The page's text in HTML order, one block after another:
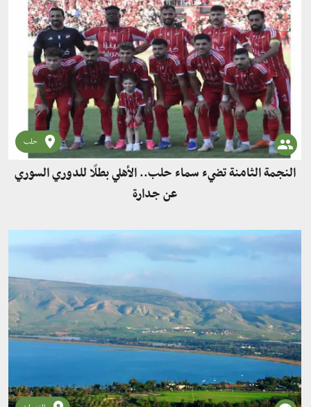
حلب
النجمة الثامنة تضيء سماء حلب.. الأهلي بطلًا للدوري السوري
عن جدارة